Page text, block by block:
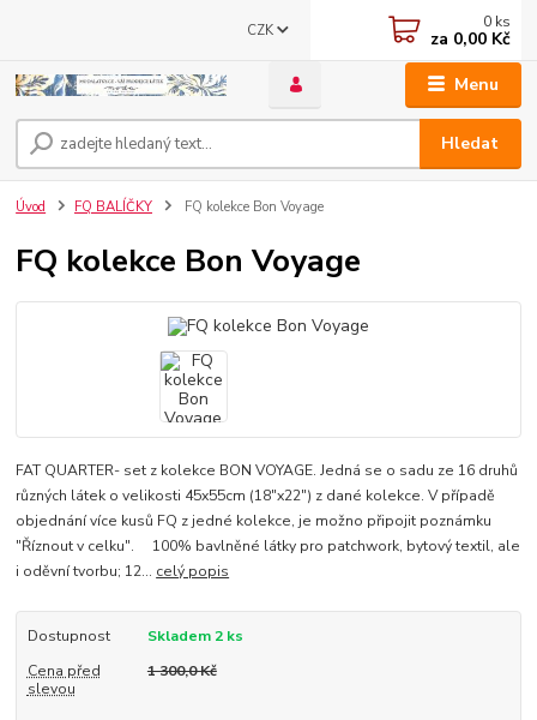
Menu
CZK
Hledat
0 ks
za 0,00 Kč
Úvod FQ BALÍČKY FQ kolekce Bon Voyage
FQ kolekce Bon Voyage
FAT QUARTER- set z kolekce BON VOYAGE. Jedná se o sadu ze 16 druhů
různých látek o velikosti 45x55cm (18"x22") z dané kolekce. V případě
objednání více kusů FQ z jedné kolekce, je možno připojit poznámku
"Říznout v celku". 100% bavlněné látky pro patchwork, bytový textil, ale
i oděvní tvorbu; 12... celý popis
Dostupnost
Skladem 2 ks
Cena před
slevou
1 300,0 Kč